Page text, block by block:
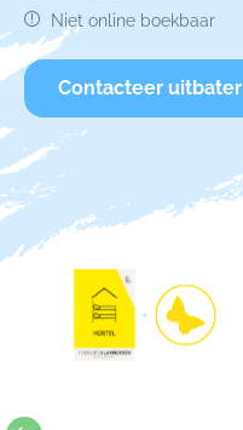
Niet online boekbaar
Contacteer uitbater